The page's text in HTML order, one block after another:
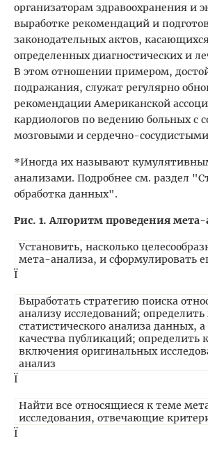
организаторам здравоохранения и
выработке рекомендаций и
законодательных актов,
определенных диагностических и
В этом отношении примером,
подражания, служат регулярно
рекомендации Американской
кардиологов по ведению больных с
мозговыми и сердечно-
*Иногда их называют
анализами. Подробнее см. раздел
обработка данных".
Рис. 1. Алгоритм проведения мета-
Установить, насколько
мета-анализа, и сформулировать
Ї
Выработать стратегию поиска
анализу исследований;
статистического анализа данных,
качества публикаций; определить
включения оригинальных
анализ
Ї
Найти все относящиеся к теме
исследования, отвечающие
Ї